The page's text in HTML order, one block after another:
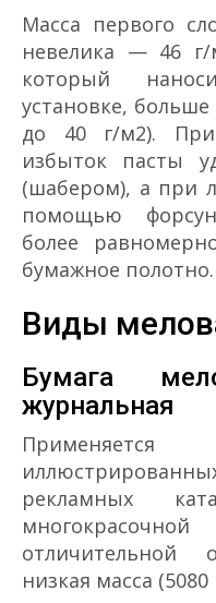
Масса первого
невелика — 4­6 г/
который
установке,
до 40 г/м2).
избыток пасты
(шабером), а при
помощью
более
бумажное полотно.
Виды
Бумага
журнальная
Применяется
рекламных
отличительной
низкая масса (50­80